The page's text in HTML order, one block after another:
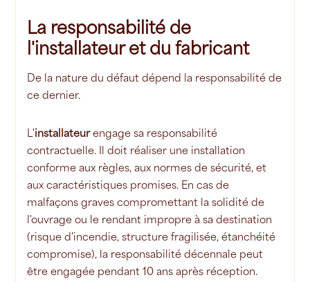
La responsabilité de
l'installateur et du fabricant
De la nature du défaut dépend la responsabilité de
ce dernier.
L'installateurengage sa responsabilité
contractuelle. Il doit réaliser une installation
conforme aux règles, aux normes de sécurité, et
aux caractéristiques promises. En cas de
malfaçons graves compromettant la solidité de
l'ouvrage ou le rendant impropre à sa destination
(risque d'incendie, structure fragilisée, étanchéité
compromise), la responsabilité décennale peut
être engagée pendant 10 ans après réception.